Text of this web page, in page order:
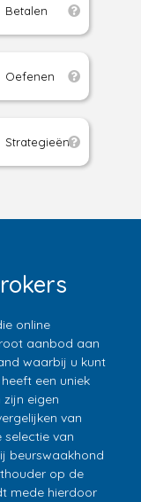
Betalen
Oefenen
Strategieën
online
aanbod aan
waarbij u kunt
een uniek
eigen
van
selectie van
beurswaakhond
op de
mede hierdoor